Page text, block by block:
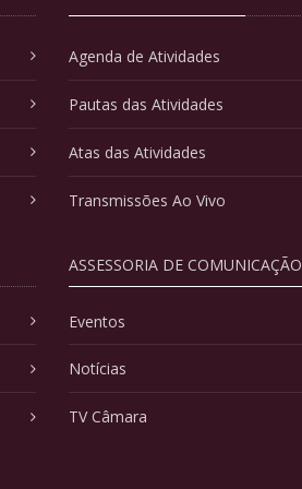
Agenda de Atividades
Pautas das Atividades
Atas das Atividades
Transmissões Ao Vivo
ASSESSORIA DE COMUNICAÇÃO
Eventos
Notícias
TV Câmara